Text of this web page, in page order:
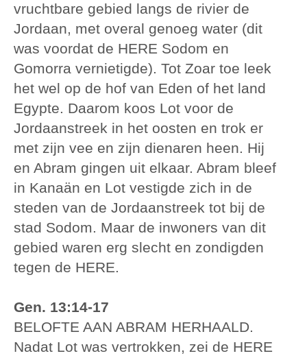
vruchtbare gebied langs de rivier de
Jordaan, met overal genoeg water (dit
was voordat de HERE Sodom en
Gomorra vernietigde). Tot Zoar toe leek
het wel op de hof van Eden of het land
Egypte. Daarom koos Lot voor de
Jordaanstreek in het oosten en trok er
met zijn vee en zijn dienaren heen. Hij
en Abram gingen uit elkaar. Abram bleef
in Kanaän en Lot vestigde zich in de
steden van de Jordaanstreek tot bij de
stad Sodom. Maar de inwoners van dit
gebied waren erg slecht en zondigden
tegen de HERE.
Gen. 13:14-17
BELOFTE AAN ABRAM HERHAALD.
Nadat Lot was vertrokken, zei de HERE